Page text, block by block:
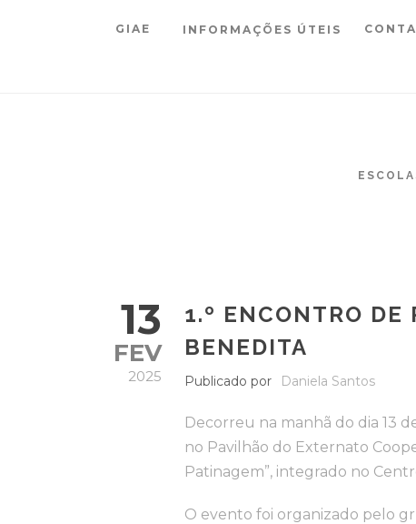
GIAE INFORMAÇÕES ÚTEIS
13
FEV
2025
1.º ENCONTRO DE
BENEDITA
Publicado por Daniela Santos
Decorreu na manhã do dia 13
no Pavilhão do Externato
Patinagem”, integrado no
O evento foi organizado pelo